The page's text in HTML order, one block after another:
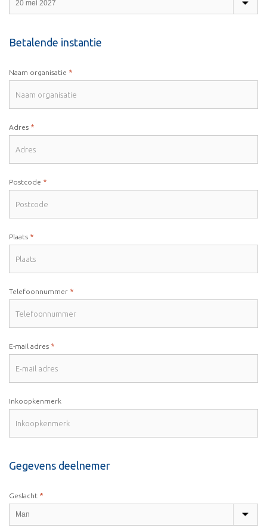
Betalende instantie
Naam organisatie *
Adres *
Postcode *
Plaats *
Telefoonnummer *
E-mail adres *
Inkoopkenmerk
Gegevens deelnemer
Geslacht *